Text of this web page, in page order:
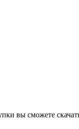
вы сможете